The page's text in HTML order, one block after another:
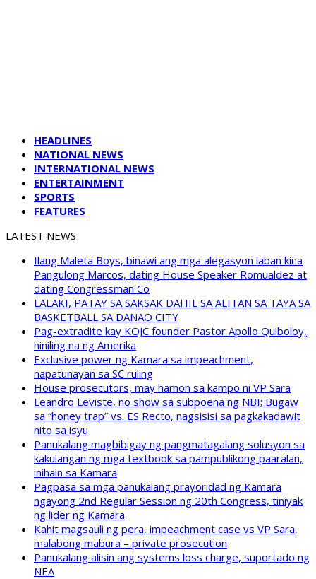
HEADLINES
NATIONAL NEWS
INTERNATIONAL NEWS
ENTERTAINMENT
SPORTS
FEATURES
LATEST NEWS
Ilang Maleta Boys, binawi ang mga alegasyon laban kina
Pangulong Marcos, dating House Speaker Romualdez at
dating Congressman Co
LALAKI, PATAY SA SAKSAK DAHIL SA ALITAN SA TAYA SA
BASKETBALL SA DANAO CITY
Pag-extradite kay KOJC founder Pastor Apollo Quiboloy,
hiniling na ng Amerika
Exclusive power ng Kamara sa impeachment,
napatunayan sa SC ruling
House prosecutors, may hamon sa kampo ni VP Sara
Leandro Leviste, no show sa subpoena ng NBI; Bugaw
sa “honey trap” vs. ES Recto, nagsisisi sa pagkakadawit
nito sa isyu
Panukalang magbibigay ng pangmatagalang solusyon sa
kakulangan ng mga textbook sa pampublikong paaralan,
inihain sa Kamara
Pagpasa sa mga panukalang prayoridad ng Kamara
ngayong 2nd Regular Session ng 20th Congress, tiniyak
ng lider ng Kamara
Kahit magsauli ng pera, impeachment case vs VP Sara,
malabong mabura – private prosecution
Panukalang alisin ang systems loss charge, suportado ng
NEA